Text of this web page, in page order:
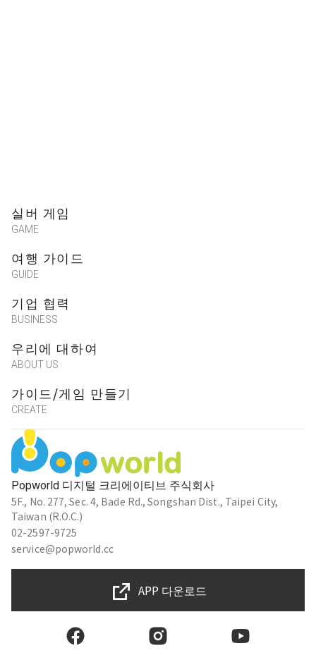
Popworld 디지털 크리에이티브 주식회사
5F., No. 277, Sec. 4, Bade Rd., Songshan Dist., Taipei City,
Taiwan (R.O.C.)
02-2597-9725
service@popworld.cc
실버 게임
GAME
여행 가이드
GUIDE
기업 협력
BUSINESS
우리에 대하여
ABOUT US
가이드/게임 만들기
CREATE
APP 다운로드